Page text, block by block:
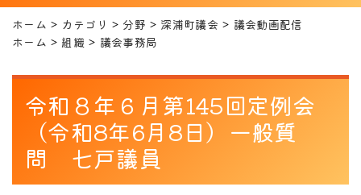
ホーム カテゴリ 分野 深浦町議会
議会動画配信
ホーム
組織 議会事務局
令和８年６月第145回定例会
（令和8年6月8日）一般質
問 七戸議員